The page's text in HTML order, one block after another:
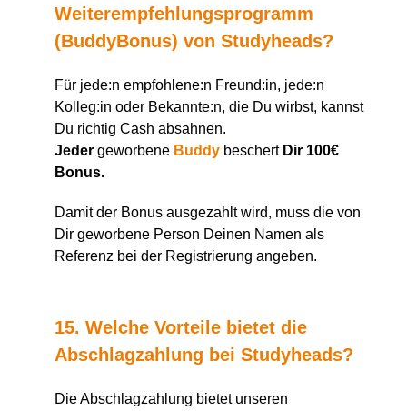
Weiterempfehlungsprogramm
(BuddyBonus) von Studyheads?
Für jede:n empfohlene:n Freund:in, jede:n
Kolleg:in oder Bekannte:n, die Du wirbst, kannst
Du richtig Cash absahnen.
Jeder geworbene Buddy beschert Dir 100€
Bonus.
Damit der Bonus ausgezahlt wird, muss die von
Dir geworbene Person Deinen Namen als
Referenz bei der Registrierung angeben.
15. Welche Vorteile bietet die
Abschlagzahlung bei Studyheads?
Die Abschlagzahlung bietet unseren